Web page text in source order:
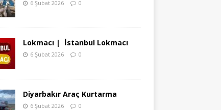
6 Şubat 2026 0
Lokmacı | İstanbul Lokmacı
6 Şubat 2026 0
Diyarbakır Araç Kurtarma
6 Şubat 2026 0